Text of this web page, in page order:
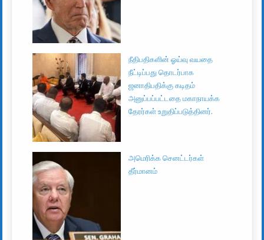
நீதிபதிகளின் ஓய்வு வயதை
நீட்டிப்பது தொடர்பாக
ஜனாதிபதிக்கு கடிதம்
அனுப்பப்பட்டதை மகாநாயக்க
தேரர்கள் உறுதிப்படுத்தினர்.
அமெரிக்க செனட்டர்கள்
தீர்மானம்